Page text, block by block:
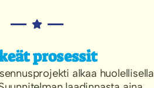
prosessit
alkaa huolellisella